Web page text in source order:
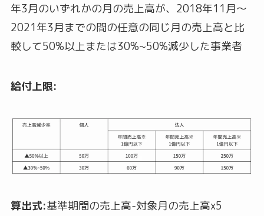
年3月のいずれかの月の売上高が、2018年11月～
2021年3月までの間の任意の同じ月の売上高と比
較して50%以上または30%~50%減少した事業者
給付上限:
算出式:基準期間の売上高-対象月の売上高x5